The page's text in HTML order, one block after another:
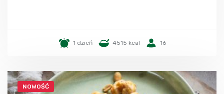
1 dzień 4515 kcal 16
NOWOŚĆ